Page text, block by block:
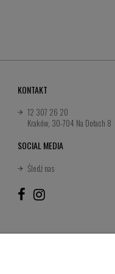
KONTAKT
12 307 26 20
Kraków, 30-704 Na Dołach 8
SOCIAL MEDIA
Śledź nas